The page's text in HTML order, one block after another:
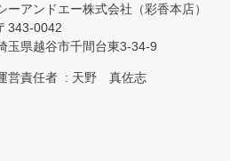
ーアンドエー株式会社（彩香本店）
343-0042
玉県越谷市千間台東3-34-9
営責任者 天野 真佐志